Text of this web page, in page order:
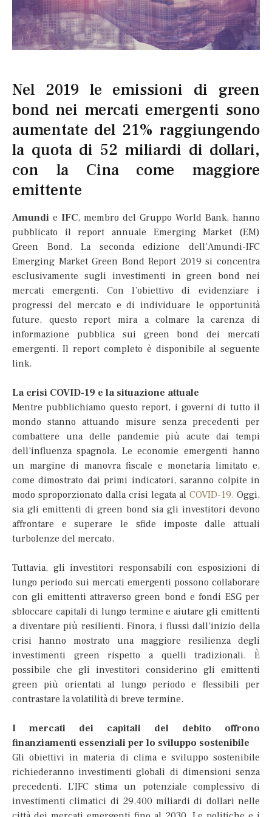
Nel 2019 le emissioni di green
bond nei mercati emergenti sono
aumentate del 21% raggiungendo
la quota di 52 miliardi di dollari,
con la Cina come maggiore
emittente
Amundi e IFC, membro del Gruppo World Bank, hanno
pubblicato il report annuale Emerging Market (EM)
Green Bond. La seconda edizione dell’Amundi-IFC
Emerging Market Green Bond Report 2019 si concentra
esclusivamente sugli investimenti in green bond nei
mercati emergenti. Con l’obiettivo di evidenziare i
progressi del mercato e di individuare le opportunità
future, questo report mira a colmare la carenza di
informazione pubblica sui green bond dei mercati
emergenti. Il report completo è disponibile al seguente
link.
La crisi COVID-19 e la situazione attuale
Mentre pubblichiamo questo report, i governi di tutto il
mondo stanno attuando misure senza precedenti per
combattere una delle pandemie più acute dai tempi
dell’influenza spagnola. Le economie emergenti hanno
un margine di manovra fiscale e monetaria limitato e,
come dimostrato dai primi indicatori, saranno colpite in
modo sproporzionato dalla crisi legata al COVID-19. Oggi,
sia gli emittenti di green bond sia gli investitori devono
affrontare e superare le sfide imposte dalle attuali
turbolenze del mercato.
Tuttavia, gli investitori responsabili con esposizioni di
lungo periodo sui mercati emergenti possono collaborare
con gli emittenti attraverso green bond e fondi ESG per
sbloccare capitali di lungo termine e aiutare gli emittenti
a diventare più resilienti. Finora, i flussi dall’inizio della
crisi hanno mostrato una maggiore resilienza degli
investimenti green rispetto a quelli tradizionali. È
possibile che gli investitori considerino gli emittenti
green più orientati al lungo periodo e flessibili per
contrastare la volatilità di breve termine.
I mercati dei capitali del debito offrono
finanziamenti essenziali per lo sviluppo sostenibile
Gli obiettivi in materia di clima e sviluppo sostenibile
richiederanno investimenti globali di dimensioni senza
precedenti. L’IFC stima un potenziale complessivo di
investimenti climatici di 29.400 miliardi di dollari nelle